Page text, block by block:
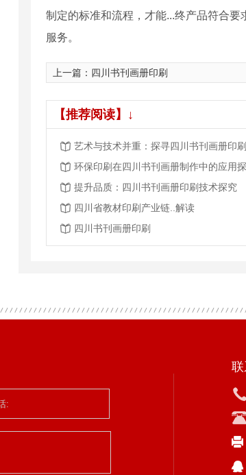
制定的标准和流程，才能...终产品符合
服务。
上一篇： 四川书刊画册印刷
【推荐阅读】↓
艺术与技术并重：探寻四川书刊画册印
环保印刷在四川书刊画册制作中的应用
提升品质：四川书刊画册印刷技术探究
四川省教材印刷产业链..解读
四川书刊画册印刷